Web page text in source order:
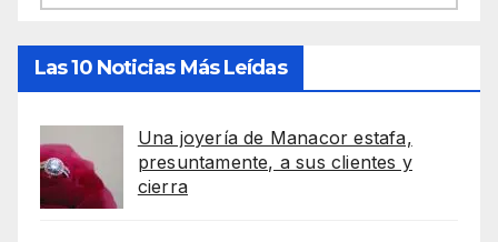
Las 10 Noticias Más Leídas
Una joyería de Manacor estafa,
presuntamente, a sus clientes y
cierra